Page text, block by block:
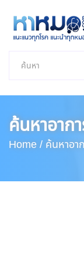
ค้นหาอาก
Home / ค้นหาอา